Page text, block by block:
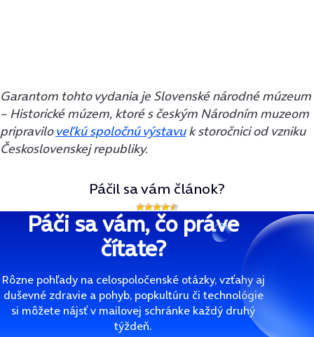
Garantom tohto vydania je Slovenské národné múzeum
– Historické múzem, ktoré s českým Národním muzeom
pripraviloveľkú spoločnú výstavuk storočnici od vzniku
Československej republiky.
Páčil sa vám článok?
Páči sa vám, čo práve
čítate?
Rôzne pohľady na celospoločenské otázky, vzťahy aj
duševné zdravie a pohyb, popkultúru či technológie
si môžete nájsť v mailovej schránke každý druhý
týždeň.